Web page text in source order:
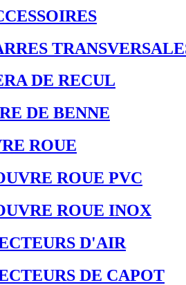
DE RECUL
DE BENNE
ROUE
ROUE PVC
ROUE INOX
D'AIR
DE CAPOT